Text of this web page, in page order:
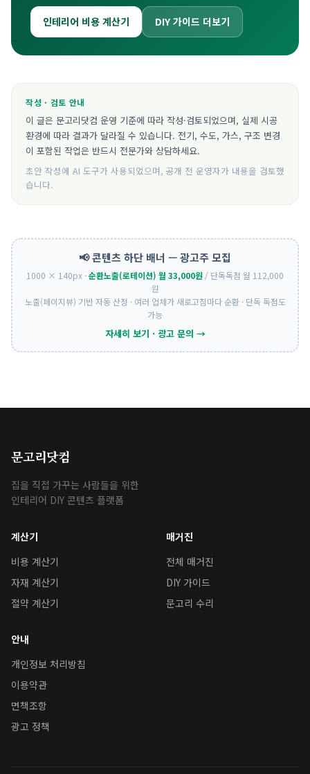
인테리어 비용 계산기 DIY 가이드 더보기
작성 · 검토 안내
이 글은 문고리닷컴 운영 기준에 따라 작성·검토되었으며, 실제 시공
환경에 따라 결과가 달라질 수 있습니다. 전기, 수도, 가스, 구조 변경
이 포함된 작업은 반드시 전문가와 상담하세요.
초안 작성에 AI 도구가 사용되었으며, 공개 전 운영자가 내용을 검토했
습니다.
📢 콘텐츠 하단 배너 — 광고주 모집
1000 × 140px ·순환노출(로테이션) 월 33,000원 / 단독독점 월 112,000
원
노출(페이지뷰) 기반 자동 산정 · 여러 업체가 새로고침마다 순환 · 단독 독점도
가능
자세히 보기 · 광고 문의 →
문고리닷컴
집을 직접 가꾸는 사람들을 위한
인테리어 DIY 콘텐츠 플랫폼
계산기
비용 계산기
자재 계산기
절약 계산기
매거진
전체 매거진
DIY 가이드
문고리 수리
안내
개인정보 처리방침
이용약관
면책조항
광고 정책